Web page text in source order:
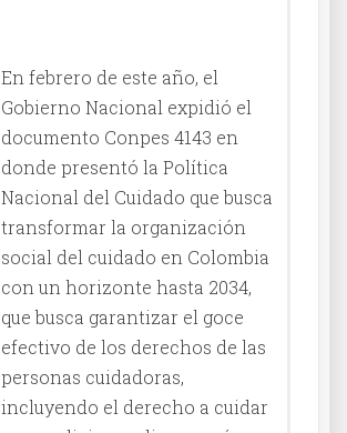
En febrero de este año, el
Gobierno Nacional expidió el
documento Conpes 4143 en
donde presentó la Política
Nacional del Cuidado que busca
transformar la organización
social del cuidado en Colombia
con un horizonte hasta 2034,
que busca garantizar el goce
efectivo de los derechos de las
personas cuidadoras,
incluyendo el derecho a cuidar